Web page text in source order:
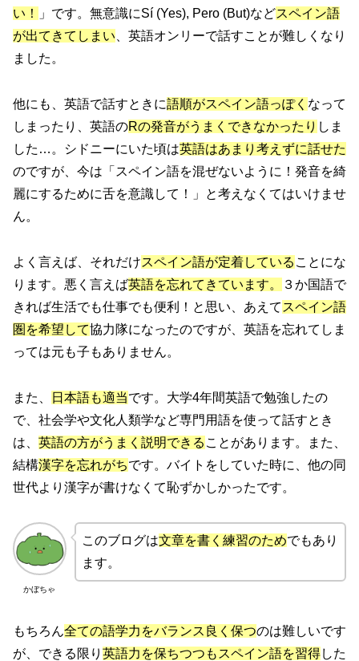
い！ 」です。無意識にSí (Yes), Pero (But)などスペイン語
が出てきてしまい、英語オンリーで話すことが難しくなり
ました。
他にも、英語で話すときに語順がスペイン語っぽく なって
しまったり、英語のRの発音がうまくできなかったり しま
した…。シドニーにいた頃は英語はあまり考えずに話せた
のですが、今は「スペイン語を混ぜないように！発音を綺
麗にするために舌を意識して！」と考えなくてはいけませ
ん。
よく言えば、それだけスペイン語が定着している ことにな
ります。悪く言えば英語を忘れてきています。
３か国語で
きれば生活でも仕事でも便利！と思い、あえて スペイン語
圏を希望して協力隊になったのですが、英語を忘れてしま
っては元も子もありません。
また、 日本語も適当です。大学4年間英語で勉強したの
で、社会学や文化人類学など専門用語を使って話すとき
は、 英語の方がうまく説明できる ことがあります。また、
結構漢字を忘れがちです。バイトをしていた時に、他の同
世代より漢字が書けなくて恥ずかしかったです。
かぼちゃ
このブログは文章を書く練習のためでもあり
ます。
もちろん全ての語学力をバランス良く保つのは難しいです
が、できる限り 英語力を保ちつつもスペイン語を習得した